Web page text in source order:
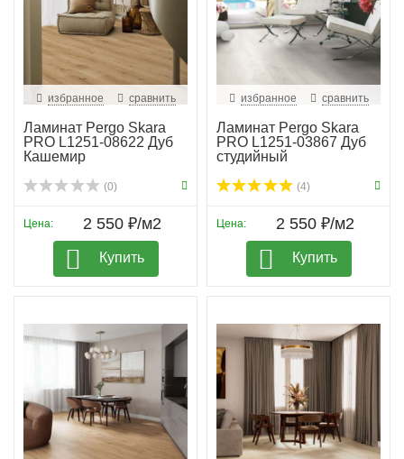
избранное сравнить
Ламинат Pergo Skara
PRO L1251-08622 Дуб
Кашемир
(0)
Цена: 2 550 ₽/м2
Купить
избранное сравнить
Ламинат Pergo Skara
PRO L1251-03867 Дуб
студийный
(4)
Цена: 2 550 ₽/м2
Купить